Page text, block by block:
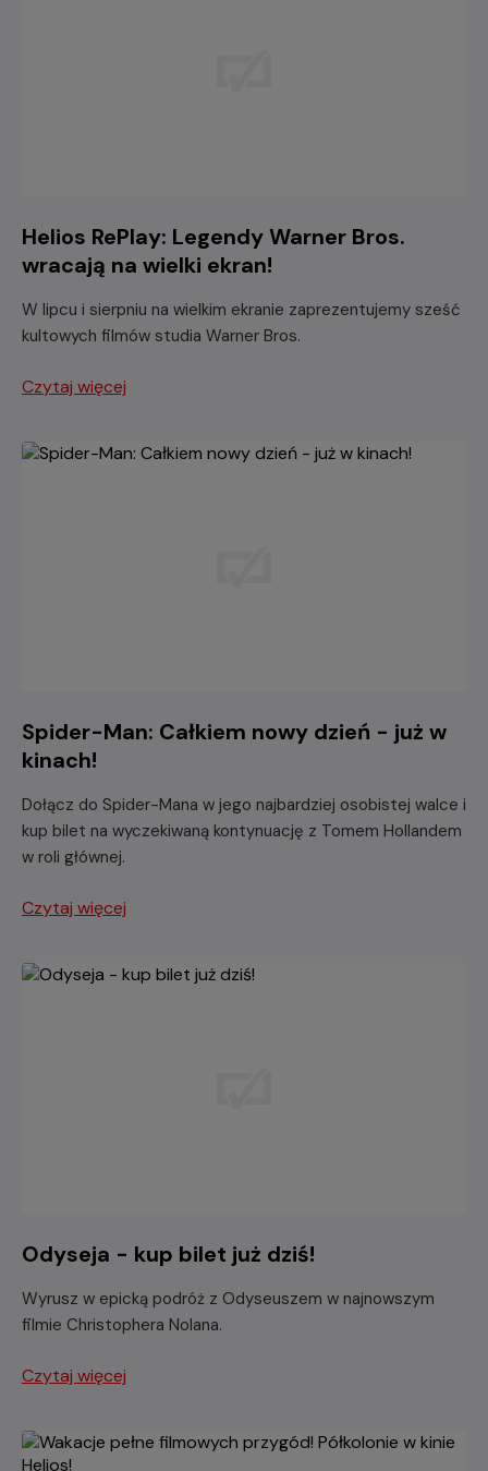
Helios RePlay: Legendy Warner Bros.
wracają na wielki ekran!
W lipcu i sierpniu na wielkim ekranie zaprezentujemy sześć
kultowych filmów studia Warner Bros.
Czytaj więcej
Spider-Man: Całkiem nowy dzień - już w
kinach!
Dołącz do Spider-Mana w jego najbardziej osobistej walce i
kup bilet na wyczekiwaną kontynuację z Tomem Hollandem
w roli głównej.
Czytaj więcej
Odyseja - kup bilet już dziś!
Wyrusz w epicką podróż z Odyseuszem w najnowszym
filmie Christophera Nolana.
Czytaj więcej